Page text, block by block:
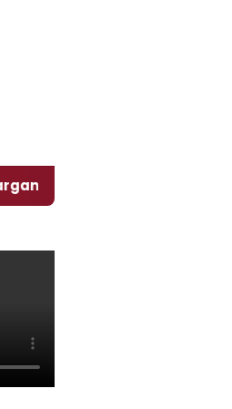
‎Nasirun Maestro Lukis